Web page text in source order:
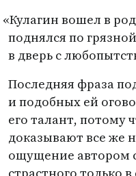
«Кулагин вошел в
поднялся по
в дверь с
Последняя фраза
и подобных ей
его талант, потому
доказывают все же
ощущение автором